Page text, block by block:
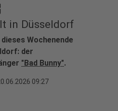
in Düsseldorf
Wochenende
der
"Bad Bunny".
09:27